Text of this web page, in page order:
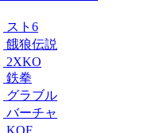
スト6
餓狼伝説
2XKO
鉄拳
グラブル
バーチャ
KOF